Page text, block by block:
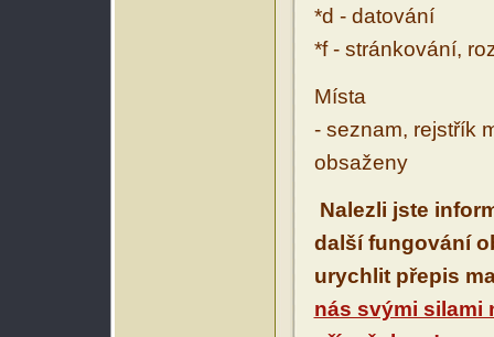
*d - datování
*f - stránkování,
Místa
- seznam, rejstřík
obsaženy
Nalezli jste
další fungování
urychlit přepis
nás svými silami